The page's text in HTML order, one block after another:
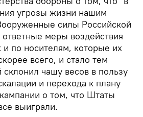
угрозы жизни нашим
силы Российской
меры воздействия
и по носителям, которые их
всего, и стало тем
чашу весов в пользу
и перехода к плану
о том, что Штаты
выиграли.